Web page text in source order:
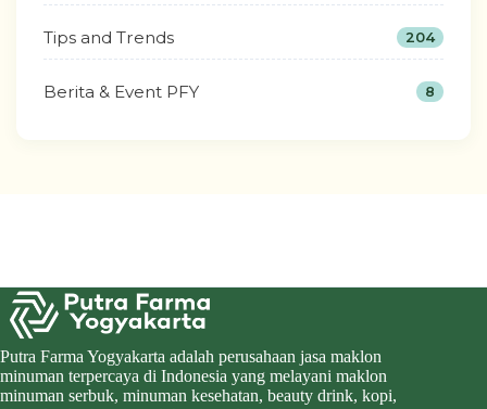
Tips and Trends 204
Berita & Event PFY 8
Putra Farma Yogyakarta adalah perusahaan jasa maklon
minuman terpercaya di Indonesia yang melayani maklon
minuman serbuk, minuman kesehatan, beauty drink, kopi,